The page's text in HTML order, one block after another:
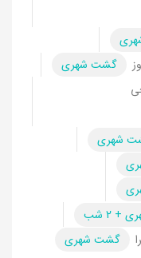
گشت شهری
شهری
2 شب
گشت شهری